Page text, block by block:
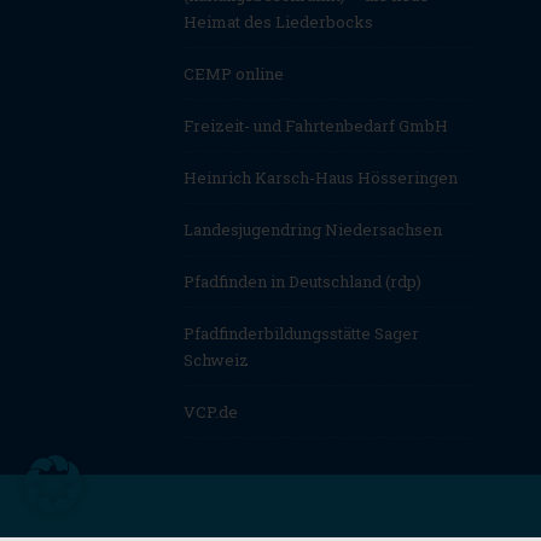
Heimat des Liederbocks
CEMP online
Freizeit- und Fahrtenbedarf GmbH
Heinrich Karsch-Haus Hösseringen
Landesjugendring Niedersachsen
Pfadfinden in Deutschland (rdp)
Pfadfinderbildungsstätte Sager
Schweiz
VCP.de